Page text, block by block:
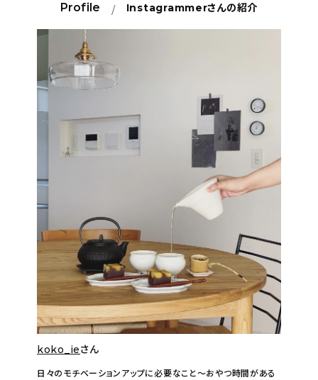
Profile Instagrammerさんの紹介
koko_ieさん
日々のモチベーションアップに必要なこと〜おやつ時間がある